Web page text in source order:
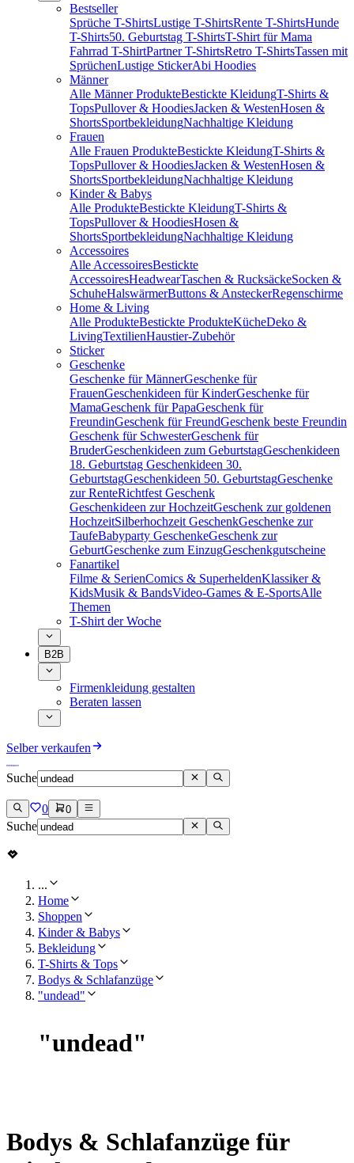
Bestseller
Sprüche T-ShirtsLustige T-ShirtsRente T-ShirtsHunde
T-Shirts50. Geburtstag T-ShirtsT-Shirt für Mama
Fahrrad T-ShirtPartner T-ShirtsRetro T-ShirtsTassen mit
SprüchenLustige StickerAbi Hoodies
Männer
Alle Männer ProdukteBestickte KleidungT-Shirts &
TopsPullover & HoodiesJacken & WestenHosen &
ShortsSportbekleidungNachhaltige Kleidung
Frauen
Alle Frauen ProdukteBestickte KleidungT-Shirts &
TopsPullover & HoodiesJacken & WestenHosen &
ShortsSportbekleidungNachhaltige Kleidung
Kinder & Babys
Alle ProdukteBestickte KleidungT-Shirts &
TopsPullover & HoodiesHosen &
ShortsSportbekleidungNachhaltige Kleidung
Accessoires
Alle AccessoiresBestickte
AccessoiresHeadwearTaschen & RucksäckeSocken &
SchuheHalswärmerButtons & AnsteckerRegenschirme
Home & Living
Alle ProdukteBestickte ProdukteKücheDeko &
LivingTextilienHaustier-Zubehör
Sticker
Geschenke
Geschenke für MännerGeschenke für
FrauenGeschenkideen für KinderGeschenke für
MamaGeschenk für PapaGeschenk für
FreundinGeschenk für FreundGeschenk beste Freundin
Geschenk für SchwesterGeschenk für
BruderGeschenkideen zum GeburtstagGeschenkideen
18. Geburtstag Geschenkideen 30.
GeburtstagGeschenkideen 50. GeburtstagGeschenke
zur RenteRichtfest Geschenk
Geschenkideen zur HochzeitGeschenk zur goldenen
HochzeitSilberhochzeit GeschenkGeschenke zur
TaufeBabyparty GeschenkeGeschenk zur
GeburtGeschenke zum EinzugGeschenkgutscheine
Fanartikel
Filme & SerienComics & SuperheldenKlassiker &
KidsMusik & BandsVideo-Games & E-SportsAlle
Themen
T-Shirt der Woche
B2B
Firmenkleidung gestalten
Beraten lassen
Selber verkaufen
Suche
0 0
Suche
...
Home
Shoppen
Kinder & Babys
Bekleidung
T-Shirts & Tops
Bodys & Schlafanzüge
"undead"
"undead"
Bodys & Schlafanzüge für